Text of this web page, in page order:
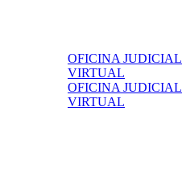
OFICINA JUDICIAL
VIRTUAL
OFICINA JUDICIAL
VIRTUAL